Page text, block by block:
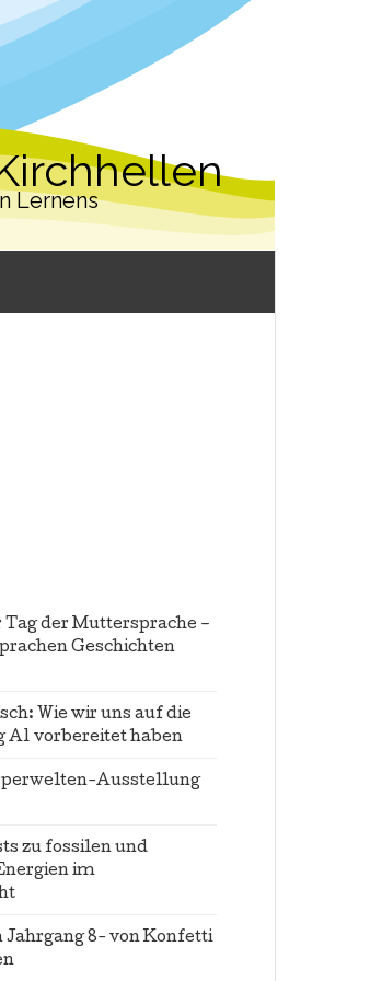
Lernens
der Muttersprache –
Geschichten
Wie wir uns auf die
vorbereitet haben
Ausstellung
zu fossilen und
im
8- von Konfetti